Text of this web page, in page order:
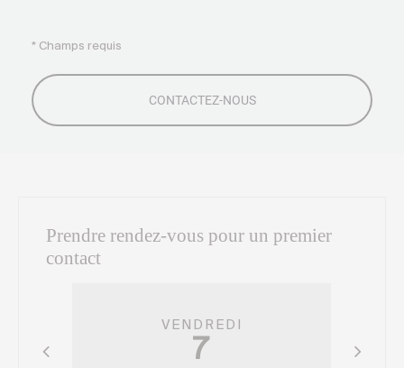
* Champs requis
Prendre rendez-vous pour un premier
contact
VENDREDI
7